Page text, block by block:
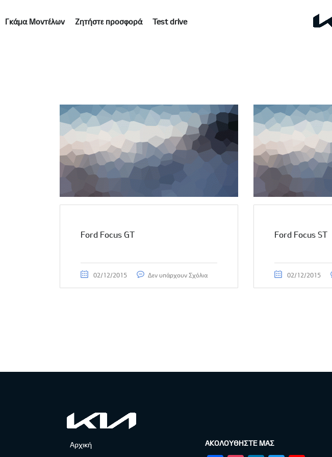
Γκάμα Μοντέλων Ζητήστε προσφορά Test drive
Ford Focus GT
02/12/2015 Δεν υπάρχουν Σχόλια
Ford Focus ST
02/12/2015
Αρχική
ΑΚΟΛΟΥΘΉΣΤΕ ΜΑΣ